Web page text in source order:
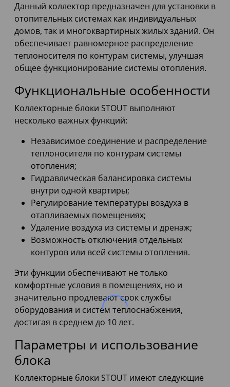
Данный коллектор предназначен для установки в
отопительных системах как индивидуальных
домов, так и многоквартирных жилых зданий. Он
обеспечивает равномерное распределение
теплоносителя по контурам системы, улучшая
общее функционирование системы отопления.
Функциональные особенности
Коллекторные блоки STOUT выполняют
несколько важных функций:
Независимое соединение и распределение
теплоносителя по контурам системы
отопления;
Гидравлическая балансировка системы
внутри одной квартиры;
Регулирование температуры воздуха в
отапливаемых помещениях;
Удаление воздуха из системы и дренаж;
Возможность отключения отдельных
контуров или всей системы отопления.
Эти функции обеспечивают не только
комфортные условия в помещениях, но и
значительно продлевают срок службы
оборудования и систем теплоснабжения,
достигая в среднем до 10 лет.
Параметры и использование
блока
Коллекторные блоки STOUT имеют следующие